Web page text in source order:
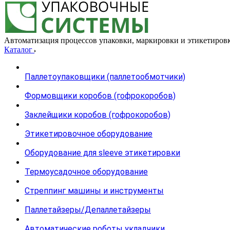
Автоматизация процессов упаковки, маркировки и
Каталог
Паллетоупаковщики (паллетообмотчики)
Формовщики коробов (гофрокоробов)
Заклейщики коробов (гофрокоробов)
Этикетировочное оборудование
Оборудование для sleeve этикетировки
Термоусадочное оборудование
Стреппинг машины и инструменты
Паллетайзеры/Депаллетайзеры